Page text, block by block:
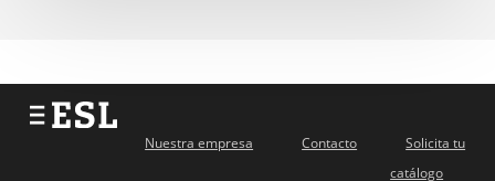
Nuestra empresa Contacto
Solicita tu
catálogo